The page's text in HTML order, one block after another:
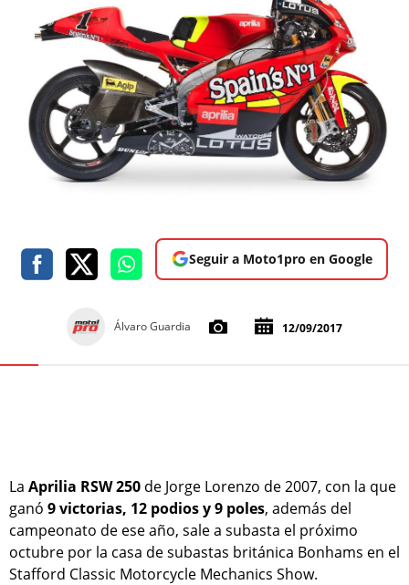
Seguir a Moto1pro en Google
Álvaro Guardia 12/09/2017
La Aprilia RSW 250 de Jorge Lorenzo de 2007, con la que
ganó 9 victorias, 12 podios y 9 poles, además del
campeonato de ese año, sale a subasta el próximo
octubre por la casa de subastas británica Bonhams en el
Stafford Classic Motorcycle Mechanics Show.